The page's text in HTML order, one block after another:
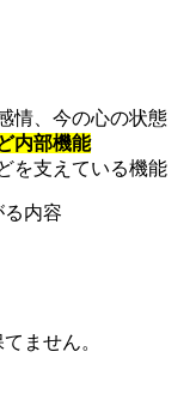
情、今の心の状態
内部機能
を支えている機能
内容
ません。